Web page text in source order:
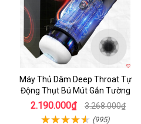
Máy Thủ Dâm Deep Throat Tự
Động Thụt Bú Mút Gắn Tường
2.190.000₫ 3.268.000₫
(995)